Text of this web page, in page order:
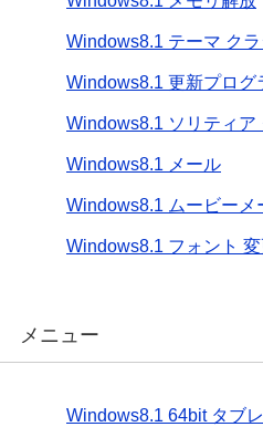
Windows8.1 テーマ ク
Windows8.1 更新プログ
Windows8.1 ソリティア
Windows8.1 メール
Windows8.1 ムービーメ
Windows8.1 フォント 変
メニュー
Windows8.1 64bit タブ